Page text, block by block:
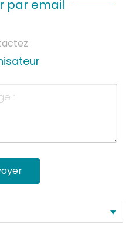
par email